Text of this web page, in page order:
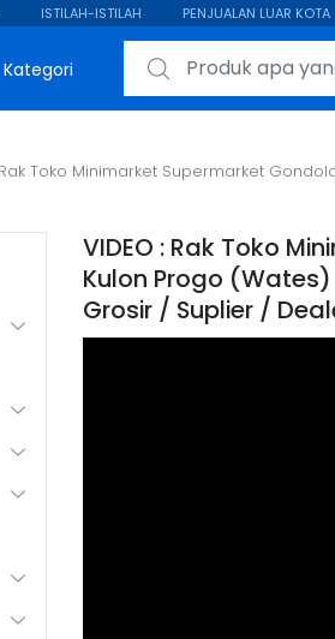
ISTILAH-ISTILAH PENJUALAN LUAR KOTA
Kategori
Search for:
Toko Minimarket Supermarket
VIDEO : Rak Toko
Kulon Progo
Grosir / Suplier /